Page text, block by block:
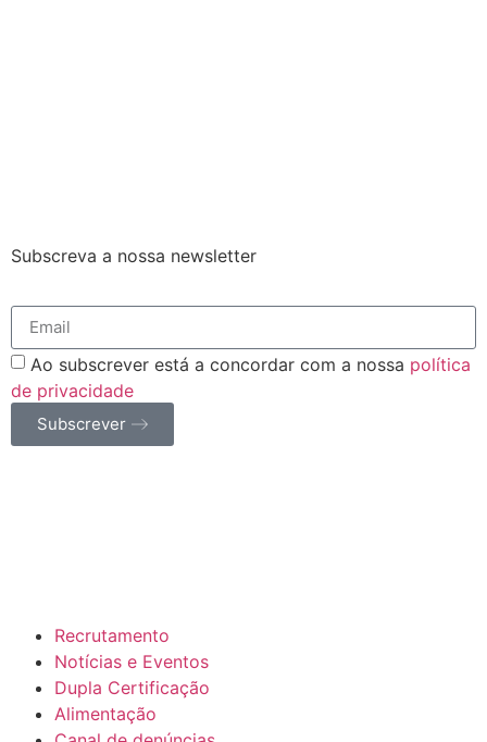
Subscreva a nossa newsletter
Ao subscrever está a concordar com a nossa política
de privacidade
Subscrever
Recrutamento
Notícias e Eventos
Dupla Certificação
Alimentação